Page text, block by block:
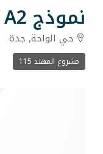
نموذج A2 أمامية مشروع المهند 115
حي الواحة, جدة
مشروع المهند 115